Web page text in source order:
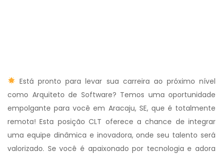
Está pronto para levar sua carreira ao próximo nível
como Arquiteto de Software? Temos uma oportunidade
empolgante para você em Aracaju, SE, que é totalmente
remota! Esta posição CLT oferece a chance de integrar
uma equipe dinâmica e inovadora, onde seu talento será
valorizado. Se você é apaixonado por tecnologia e adora